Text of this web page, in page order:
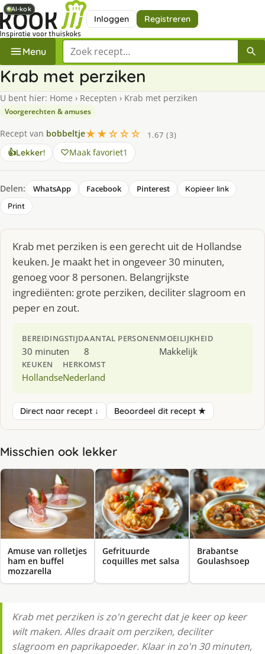
Inloggen Registreren
Menu Zoek een recept
Krab met perziken
U bent hier: Home › Recepten › Krab met perziken
Voorgerechten & amuses
Recept van bobbeltje★★☆☆☆
1.67 (3)
👍Lekker! Maak favoriet1
Delen: WhatsApp Facebook Pinterest
Kopieer link
Print
Krab met perziken is een gerecht uit de Hollandse
keuken. Je maakt het in ongeveer 30 minuten,
genoeg voor 8 personen. Belangrijkste
ingrediënten: grote perziken, deciliter slagroom en
peper en zout.
BEREIDINGSTIJD
30 minuten
AANTAL PERSONEN
8
MOEILIJKHEID
Makkelijk
KEUKEN
Hollandse
HERKOMST
Nederland
Direct naar recept ↓ Beoordeel dit recept ★
Misschien ook lekker
Amuse van rolletjes
ham en buffel
mozzarella
AI-kok
Gefrituurde
coquilles met salsa
AI-kok
Brabantse
Goulashsoep
AI-kok
Krab met perziken is zo'n gerecht dat je keer op keer
wilt maken. Alles draait om perziken, deciliter
slagroom en paprikapoeder. Klaar in zo'n 30 minuten,